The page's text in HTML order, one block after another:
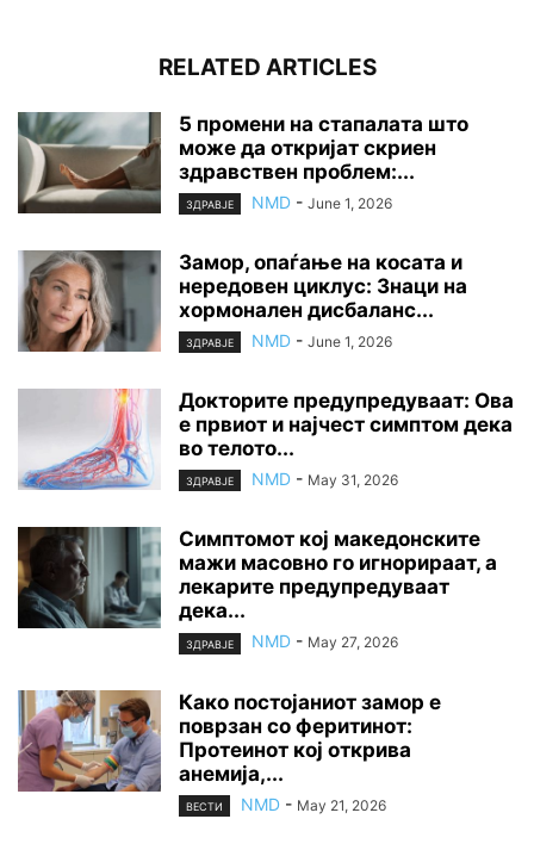
RELATED ARTICLES
5 промени на стапалата што
може да откријат скриен
здравствен проблем:...
ЗДРАВЈЕ NMD - June 1, 2026
Замор, опаѓање на косата и
нередовен циклус: Знаци на
хормонален дисбаланс...
ЗДРАВЈЕ NMD - June 1, 2026
Докторите предупредуваат: Ова
е првиот и најчест симптом дека
во телото...
ЗДРАВЈЕ NMD - May 31, 2026
Симптомот кој македонските
мажи масовно го игнорираат, а
лекарите предупредуваат
дека...
ЗДРАВЈЕ NMD - May 27, 2026
Како постојаниот замор е
поврзан со феритинот:
Протеинот кој открива
анемија,...
ВЕСТИ NMD - May 21, 2026